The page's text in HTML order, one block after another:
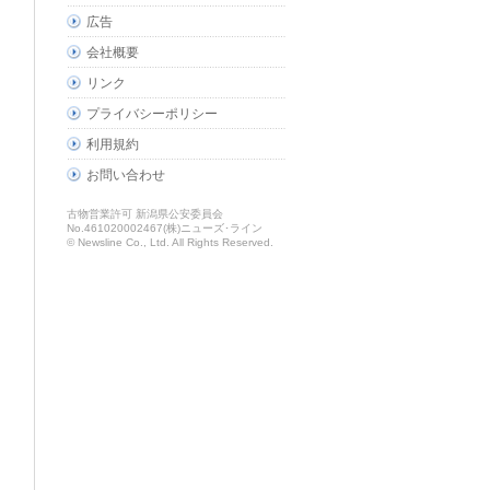
広告
会社概要
リンク
プライバシーポリシー
利用規約
お問い合わせ
古物営業許可 新潟県公安委員会
No.461020002467(株)ニューズ･ライン
© Newsline Co., Ltd. All Rights Reserved.